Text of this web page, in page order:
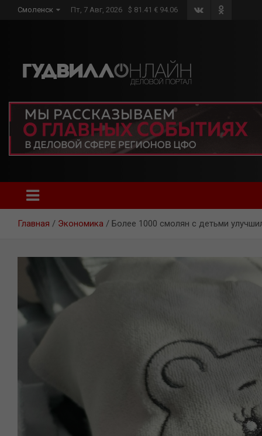
Смоленск Пт, 7 Авг, 2026 $ 81.41 € 94.06
Главная Экономика Более 1000 смолян с детьми